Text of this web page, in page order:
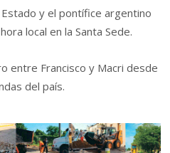
y el pontífice argentino
local en la Santa Sede.
entre Francisco y Macri desde
del país.